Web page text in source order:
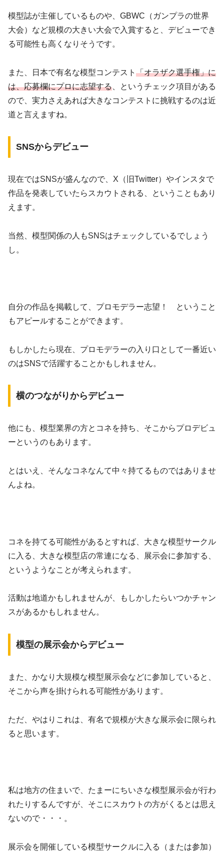
模型誌が主催しているものや、GBWC（ガンプラの世界
大会）など規模の大きい大会で入賞すると、デビューでき
る可能性も高くなりそうです。
また、日本で有名な模型コンテスト 「オラザク選手権」に
は、応募欄にプロに志望する 、というチェック項目がある
ので、実力さえあれば大きなコンテストに挑戦するのは近
道と言えますね。
SNSからデビュー
現在ではSNSが盛んなので、X（旧Twitter）やインスタで
作品を発表していたらスカウトされる、ということもあり
えます。
当然、模型関係の人もSNSはチェックしているでしょう
し。
自分の作品を掲載して、プロモデラー志望！ ということ
もアピールすることができます。
もしかしたら現在、プロモデラーの入り口として一番近い
のはSNSで活躍することかもしれません。
横のつながりからデビュー
他にも、模型業界の方とコネを持ち、そこからプロデビュ
ーというのもあります。
とはいえ、そんなコネなんて中々持てるものではありませ
んよね。
コネを持てる可能性があるとすれば、大きな模型サークル
に入る、大きな模型店の常連になる、展示会に参加する、
というようなことが考えられます。
活動は地道かもしれませんが、もしかしたらいつかチャン
スがあるかもしれません。
模型の展示会からデビュー
また、かなり大規模な模型展示会などに参加していると、
そこから声を掛けられる可能性があります。
ただ、やはりこれは、有名で規模が大きな展示会に限られ
ると思います。
私は地方の住まいで、たまーにちいさな模型展示会が行わ
れたりするんですが、そこにスカウトの方がくるとは思え
ないので・・・。
展示会を開催している模型サークルに入る（または参加）